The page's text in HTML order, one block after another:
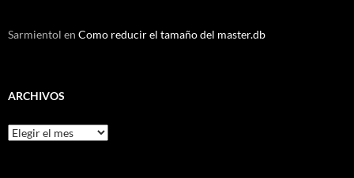
Sarmientol en Como reducir el tamaño del master.db
ARCHIVOS
Archivos